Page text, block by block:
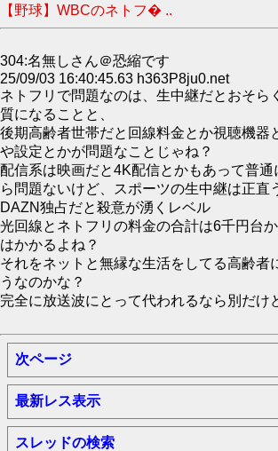
【野球】WBCのネトフ� ..
304:名無しさん＠恐縮です
25/09/03 16:40:45.63 h363P8ju0.net
ネトフリで問題なのは、生中継だとおそら
質になることと、
後期高齢者世帯だと回線料金とか視聴機器
や設定とかが問題なことじゃね？
配信系は映画だと4K配信とかもあって普通
ら問題ないけど、スポーツの生中継は正直
DAZN独占だと殺意が湧くレベル
光回線とネトフリの料金の合計は6千円台
はかかるよね？
それをネットと無縁な生活をしてる高齢者
うなのかな？
完全に放送波にとって代われるなら別だけ
次ページ
最新レス表示
スレッドの検索